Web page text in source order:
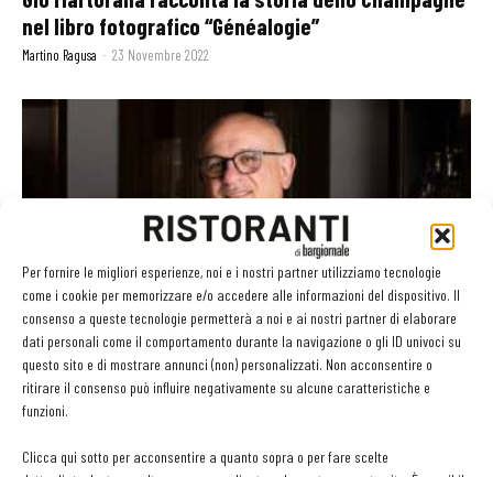
Per fornire le migliori esperienze, noi e i nostri partner utilizziamo tecnologie
come i cookie per memorizzare e/o accedere alle informazioni del dispositivo. Il
consenso a queste tecnologie permetterà a noi e ai nostri partner di elaborare
dati personali come il comportamento durante la navigazione o gli ID univoci su
questo sito e di mostrare annunci (non) personalizzati. Non acconsentire o
ritirare il consenso può influire negativamente su alcune caratteristiche e
funzioni.
Clicca qui sotto per acconsentire a quanto sopra o per fare scelte
nel libro fotografico “Généalogie”
Martino Ragusa - 23 Novembre 2022
Claudio Sadler entra nel progetto “Nicolas
Feuillatte & Friends”
Martino Ragusa